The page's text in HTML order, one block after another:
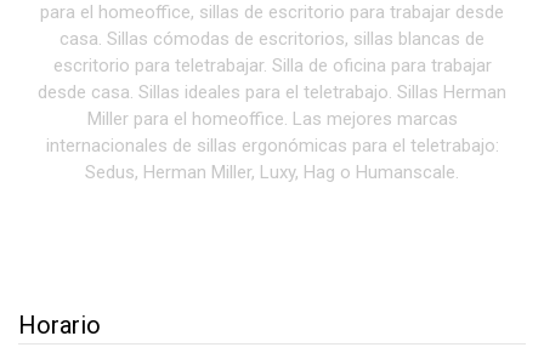
para el homeoffice, sillas de escritorio para trabajar desde
casa. Sillas cómodas de escritorios, sillas blancas de
escritorio para teletrabajar. Silla de oficina para trabajar
desde casa. Sillas ideales para el teletrabajo. Sillas Herman
Miller para el homeoffice. Las mejores marcas
internacionales de sillas ergonómicas para el teletrabajo:
Sedus, Herman Miller, Luxy, Hag o Humanscale.
Horario